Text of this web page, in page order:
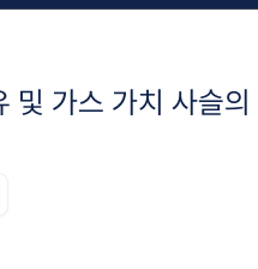
Hàn
및 가스 가치 사슬